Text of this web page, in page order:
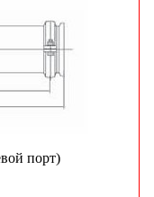
порт)